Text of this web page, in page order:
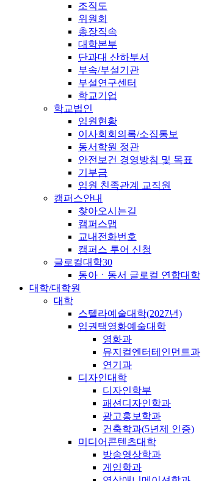
조직도
위원회
총장직속
대학본부
단과대 산하부서
부속/부설기관
부설연구센터
학교기업
학교법인
임원현황
이사회회의록/소집통보
동서학원 정관
안전보건 경영방침 및 목표
기부금
임원 친족관계 교직원
캠퍼스안내
찾아오시는길
캠퍼스맵
교내전화번호
캠퍼스 투어 신청
글로컬대학30
동아ㆍ동서 글로컬 연합대학
대학/대학원
대학
스텔라예술대학(2027년)
임권택영화예술대학
영화과
뮤지컬엔터테인먼트과
연기과
디자인대학
디자인학부
패션디자인학과
광고홍보학과
건축학과(5년제 인증)
미디어콘텐츠대학
방송영상학과
게임학과